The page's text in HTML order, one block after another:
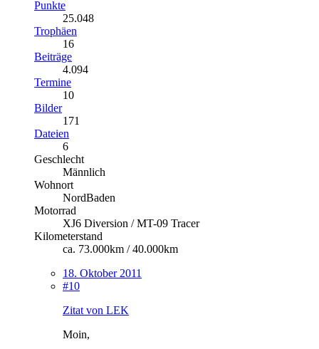
Punkte
25.048
Trophäen
16
Beiträge
4.094
Termine
10
Bilder
171
Dateien
6
Geschlecht
Männlich
Wohnort
NordBaden
Motorrad
XJ6 Diversion / MT-09 Tracer
Kilometerstand
ca. 73.000km / 40.000km
18. Oktober 2011
#10
Zitat von LEK
Moin,